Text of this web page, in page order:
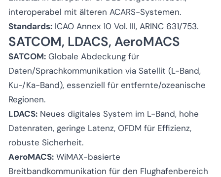
interoperabel mit älteren ACARS-Systemen.
Standards: ICAO Annex 10 Vol. III, ARINC 631/753.
SATCOM, LDACS, AeroMACS
SATCOM: Globale Abdeckung für
Daten/Sprachkommunikation via Satellit (L-Band,
Ku-/Ka-Band), essenziell für entfernte/ozeanische
Regionen.
LDACS: Neues digitales System im L-Band, hohe
Datenraten, geringe Latenz, OFDM für Effizienz,
robuste Sicherheit.
AeroMACS: WiMAX-basierte
Breitbandkommunikation für den Flughafenbereich